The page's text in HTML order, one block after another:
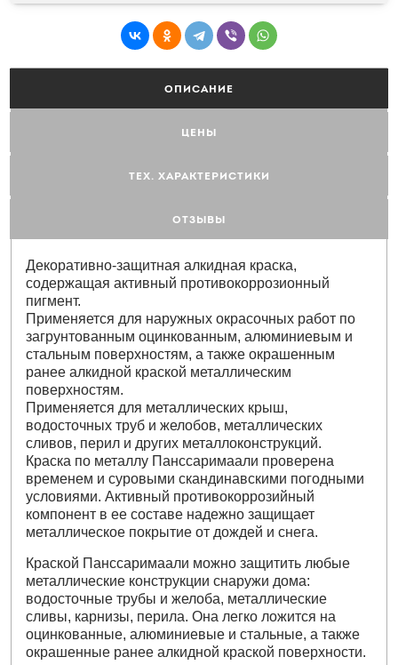
ОПИСАНИЕ
ЦЕНЫ
ТЕХ. ХАРАКТЕРИСТИКИ
ОТЗЫВЫ
Декоративно-защитная алкидная краска,
содержащая активный противокоррозионный
пигмент.
Применяется для наружных окрасочных работ по
загрунтованным оцинкованным, алюминиевым и
стальным поверхностям, а также окрашенным
ранее алкидной краской металлическим
поверхностям.
Применяется для металлических крыш,
водосточных труб и желобов, металлических
сливов, перил и других металлоконструкций.
Краска по металлу Панссаримаали проверена
временем и суровыми скандинавскими погодными
условиями. Активный противокоррозийный
компонент в ее составе надежно защищает
металлическое покрытие от дождей и снега.
Краской Панссаримаали можно защитить любые
металлические конструкции снаружи дома:
водосточные трубы и желоба, металлические
сливы, карнизы, перила. Она легко ложится на
оцинкованные, алюминиевые и стальные, а также
окрашенные ранее алкидной краской поверхности.